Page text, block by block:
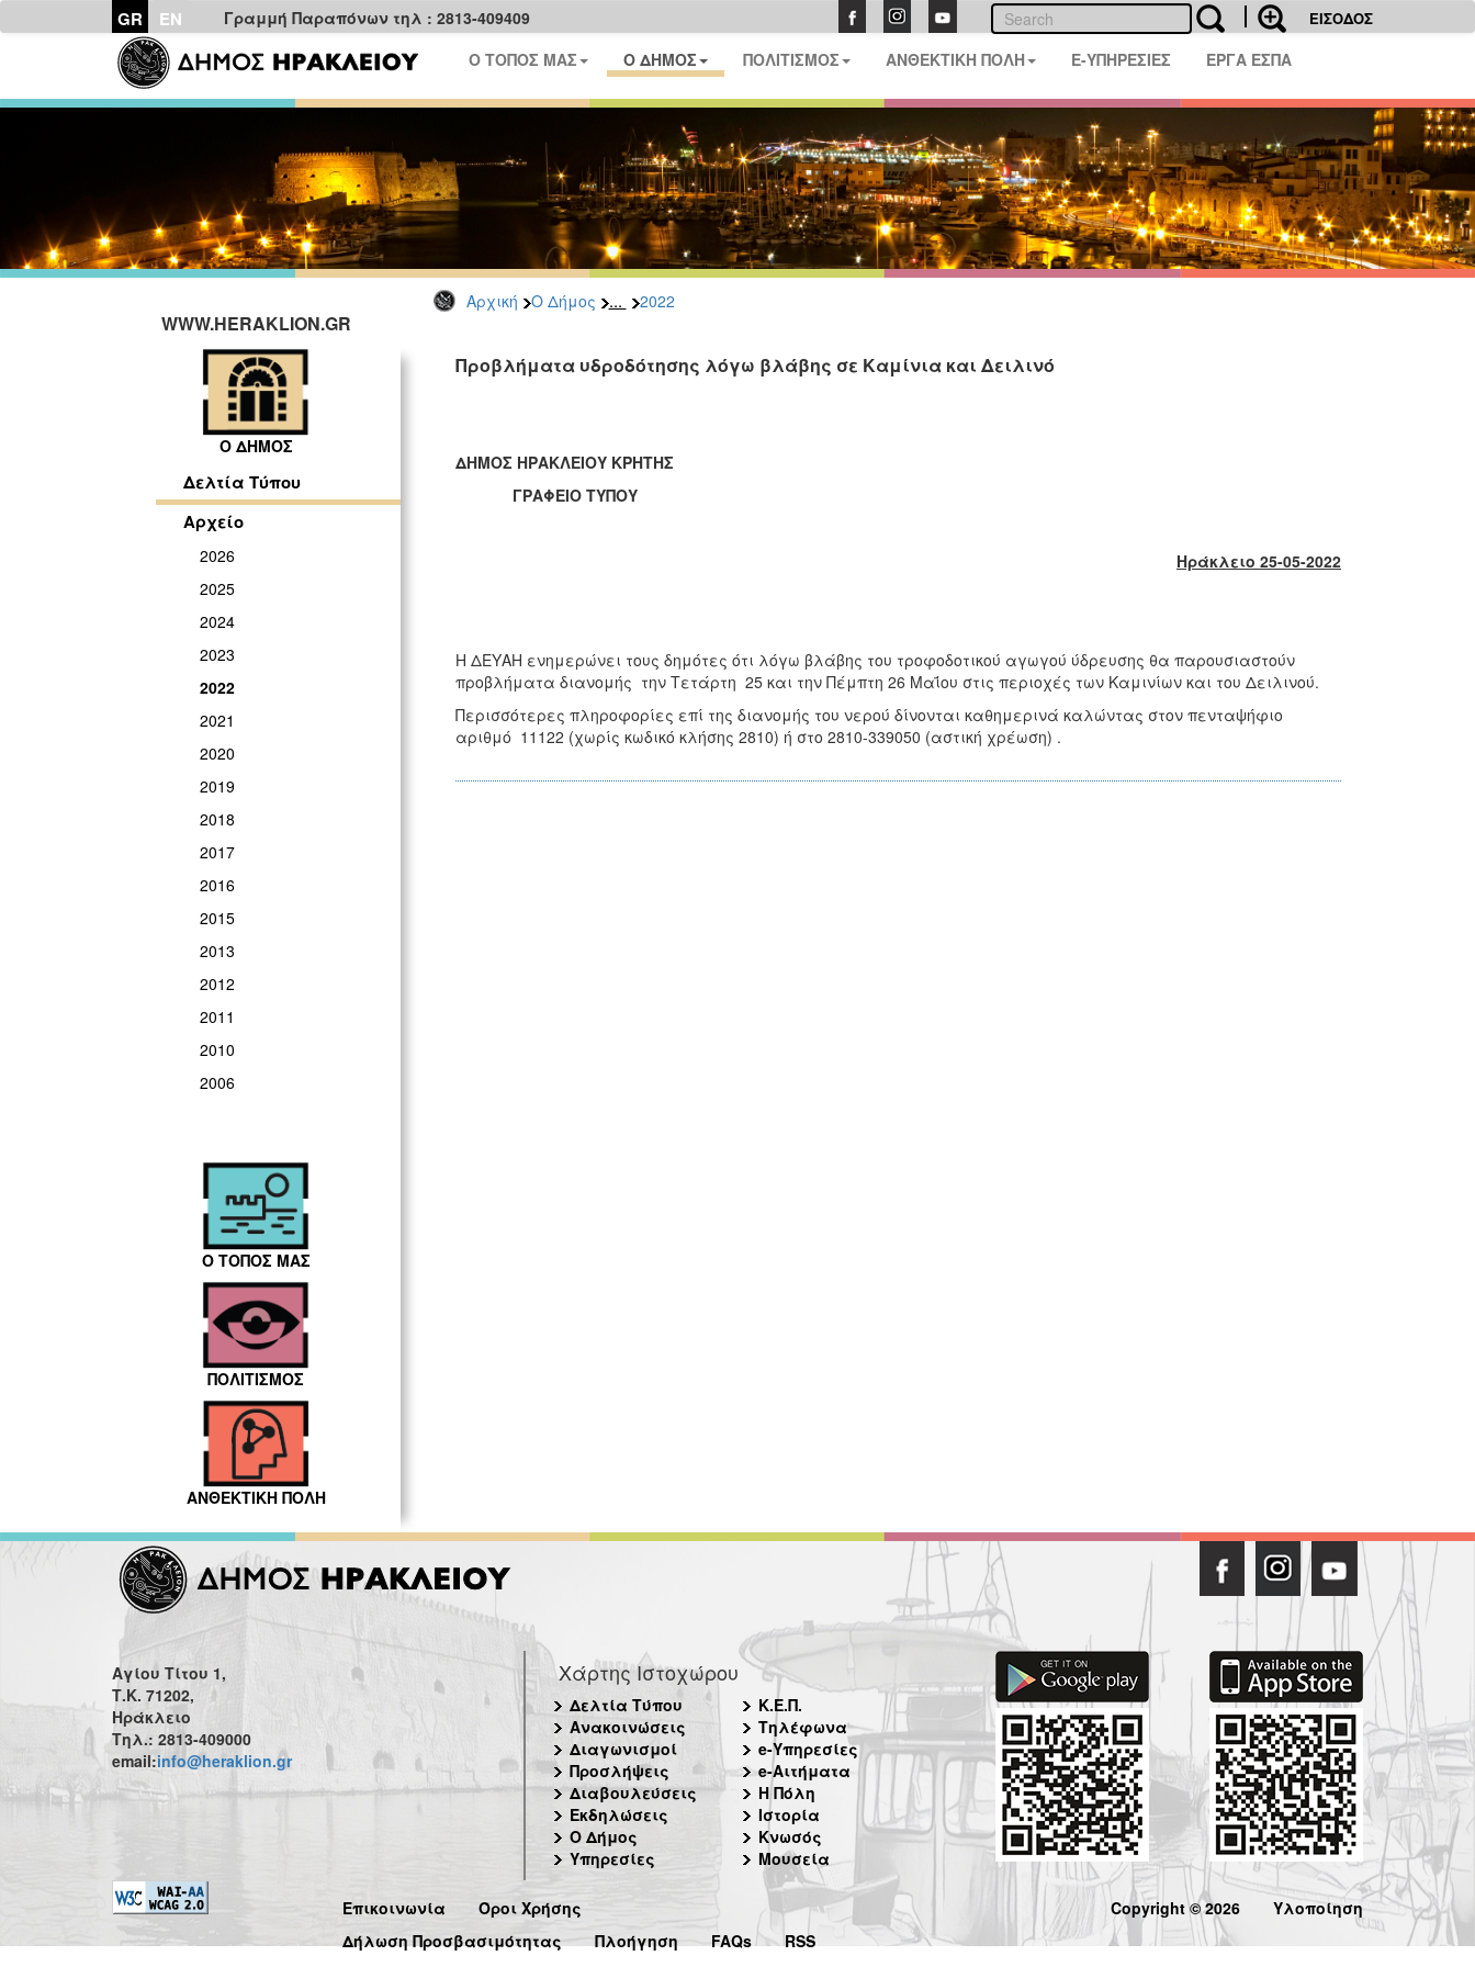
GR EN Γραμμή Παραπόνων τηλ : 2813-409409 ΕΙΣΟΔΟΣ
Ο ΤΟΠΟΣ ΜΑΣ Ο ΔΗΜΟΣ ΠΟΛΙΤΙΣΜΟΣ ΑΝΘΕΚΤΙΚΗ ΠΟΛΗ E-ΥΠΗΡΕΣΙΕΣ ΕΡΓΑ ΕΣΠΑ
Αρχική Ο Δήμος ... 2022
WWW.HERAKLION.GR
Ο ΔΗΜΟΣ
Δελτία Τύπου
Αρχείο
2026
2025
2024
2023
2022
2021
2020
2019
2018
2017
2016
2015
2013
2012
2011
2010
2006
Ο ΤΟΠΟΣ ΜΑΣ
ΠΟΛΙΤΙΣΜΟΣ
ΑΝΘΕΚΤΙΚΗ ΠΟΛΗ
Προβλήματα υδροδότησης λόγω βλάβης σε Καμίνια και Δειλινό
ΔΗΜΟΣ ΗΡΑΚΛΕΙΟΥ ΚΡΗΤΗΣ
ΓΡΑΦΕΙΟ ΤΥΠΟΥ
Ηράκλειο 25-05-2022
Η ΔΕΥΑΗ ενημερώνει τους δημότες ότι λόγω βλάβης του τροφοδοτικού αγωγού ύδρευσης θα παρουσιαστούν
προβλήματα διανομής την Τετάρτη 25 και την Πέμπτη 26 Μαΐου στις περιοχές των Καμινίων και του Δειλινού.
Περισσότερες πληροφορίες επί της διανομής του νερού δίνονται καθημερινά καλώντας στον πενταψήφιο
αριθμό 11122 (χωρίς κωδικό κλήσης 2810) ή στο 2810-339050 (αστική χρέωση) .
Αγίου Τίτου 1,
Τ.Κ. 71202,
Ηράκλειο
Τηλ.: 2813-409000
email:info@heraklion.gr
Χάρτης Ιστοχώρου
Δελτία Τύπου
Ανακοινώσεις
Διαγωνισμοί
Προσλήψεις
Διαβουλεύσεις
Εκδηλώσεις
Ο Δήμος
Υπηρεσίες
Κ.Ε.Π.
Τηλέφωνα
e-Υπηρεσίες
e-Αιτήματα
Η Πόλη
Ιστορία
Κνωσός
Μουσεία
Επικοινωνία
Όροι Χρήσης
Δήλωση Προσβασιμότητας
Πλοήγηση FAQs RSS
Copyright © 2026 Υλοποίηση